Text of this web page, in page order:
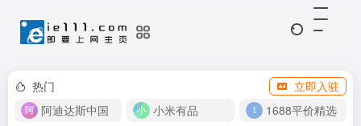
热门
立即入驻
阿迪达斯中国
小米有品
1688平价精选